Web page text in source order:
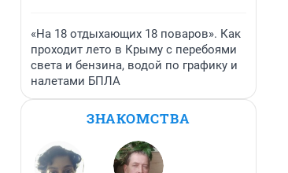
«На 18 отдыхающих 18 поваров». Как
проходит лето в Крыму с перебоями
света и бензина, водой по графику и
налетами БПЛА
ЗНАКОМСТВА